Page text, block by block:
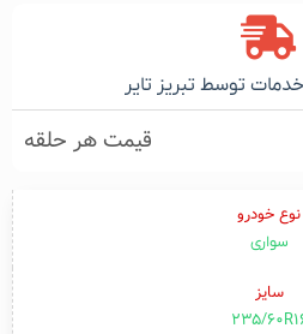
توسط تبریز تایر
قیمت هر حلقه
نوع خودرو
سواری
سایز
235/